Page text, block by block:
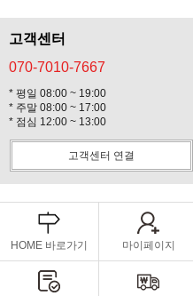
고객센터
070-7010-7667
* 평일 08:00 ~ 19:00
* 주말 08:00 ~ 17:00
* 점심 12:00 ~ 13:00
고객센터 연결
HOME 바로가기 마이페이지